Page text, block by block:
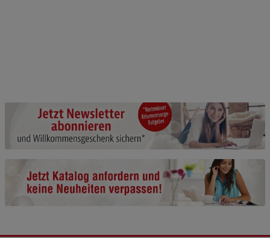
Beschreibung Notwendige Cookies
Cookie-Informationenanzeigen
Funktionale Cookies (1) Funktionale
Beschreibung Funktionale Cookies
anzeigen